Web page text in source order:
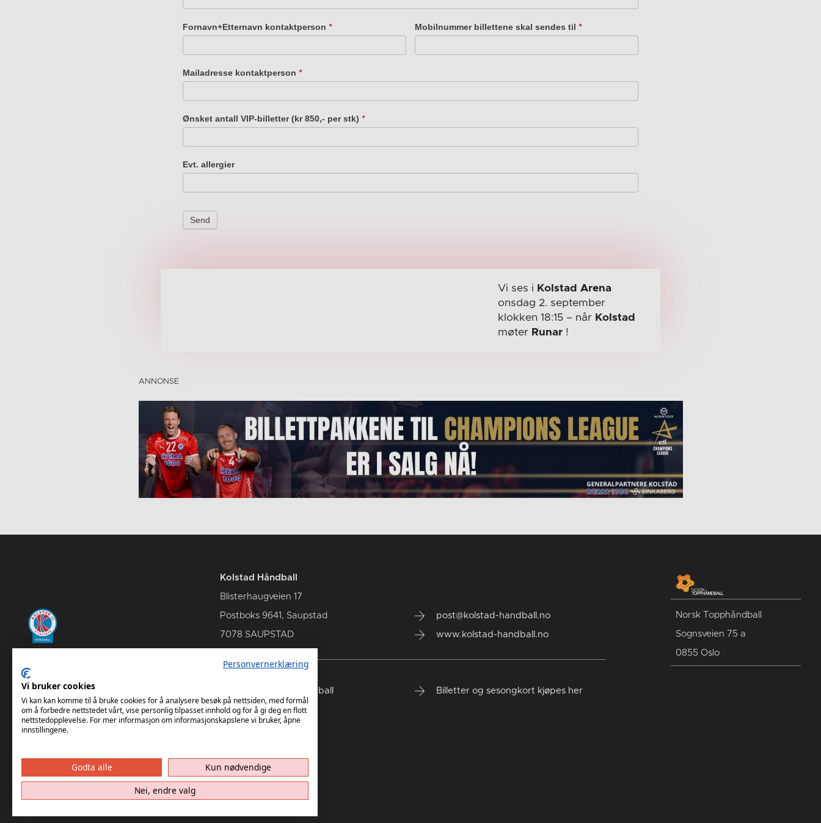
arrangement
Kolstad
Elverum
22.
oktober
(850,-)
Fornavn+Etternavn kontaktperson * Mobilnummer billettene skal sendes til *
Mailadresse kontaktperson *
Ønsket antall VIP-billetter (kr 850,- per stk) *
Evt. allergier
Send
Vi ses i Kolstad Arena
onsdag 2. september
klokken 18:15 – når Kolstad
møter Runar !
Kolstad Håndball
Blisterhaugveien 17
Postboks 9641, Saupstad
7078 SAUPSTAD
post@kolstad-handball.no
www.kolstad-handball.no
Kontakt oss Om Kolstad Håndball Billetter og sesongkort kjøpes her
Norsk Topphåndball
Sognsveien 75 a
0855 Oslo
Personvernerklæring
Vi bruker cookies
Vi kan kan komme til å bruke cookies for å analysere besøk på nettsiden, med formål
om å forbedre nettstedet vårt, vise personlig tilpasset innhold og for å gi deg en flott
nettstedopplevelse. For mer informasjon om informasjonskapslene vi bruker, åpne
innstillingene.
Godta alle
Kun nødvendige
Nei, endre valg